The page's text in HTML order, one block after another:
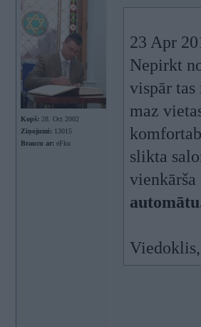
Kopš: 28. Oct 2002
Ziņojumi: 13015
Braucu ar: eFku
23 Apr
Nepirkt
vispār
maz
slikta